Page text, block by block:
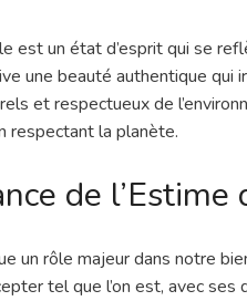
est un état d’esprit qui se
une beauté authentique
et respectueux de
respectant la planète.
de l’Estime
un rôle majeur dans notre
tel que l’on est, avec